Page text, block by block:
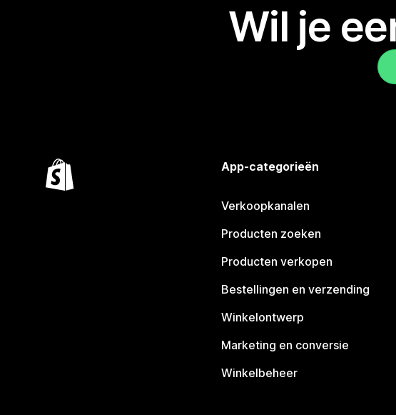
Wil je
App-categorieën
Verkoopkanalen
Producten zoeken
Producten verkopen
Bestellingen en verzending
Winkelontwerp
Marketing en conversie
Winkelbeheer